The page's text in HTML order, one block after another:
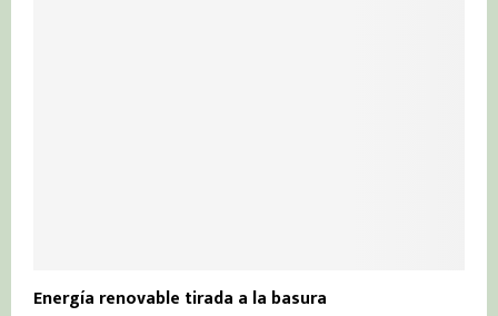
Energía renovable tirada a la basura